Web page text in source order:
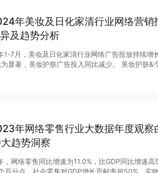
年美妆及日化家清行业网络营
及趋势分析
1-7月，美妆及日化家清行业网络广告投放持续增
显著，美妆护肤广告投入同比减少。 美妆护肤&
年网络零售行业大数据年度观
趋势洞察
，网络零售同比增速为11.0%，比GDP同比增速